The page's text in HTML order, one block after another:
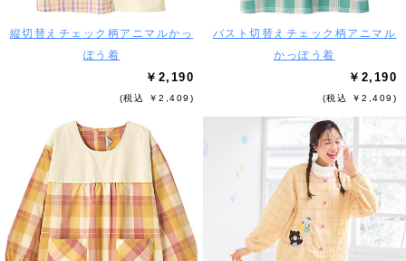
縦切替えチェック柄アニマルかっ
ぽう着
￥2,190
(税込 ￥2,409)
バスト切替えチェック柄アニマル
かっぽう着
￥2,190
(税込 ￥2,409)